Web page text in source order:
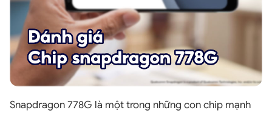
Snapdragon 778G là một trong những con chip mạnh